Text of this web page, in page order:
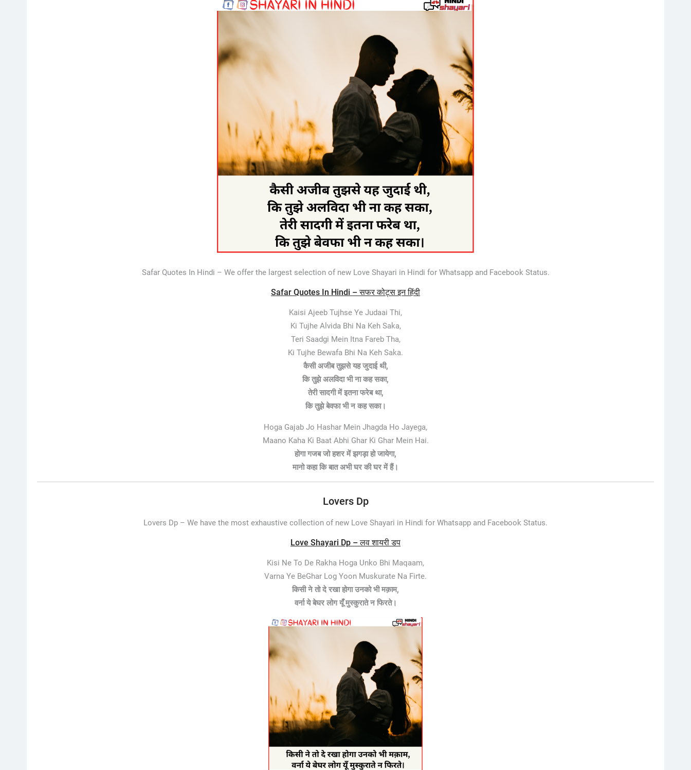
Safar Quotes In Hindi – We offer the largest selection of new Love Shayari in Hindi for Whatsapp and Facebook Status.
Safar Quotes In Hindi – सफर कोट्स इन हिंदी
Kaisi Ajeeb Tujhse Ye Judaai Thi,
Ki Tujhe Alvida Bhi Na Keh Saka,
Teri Saadgi Mein Itna Fareb Tha,
Ki Tujhe Bewafa Bhi Na Keh Saka.
कैसी अजीब तुझसे यह जुदाई थी,
कि तुझे अलविदा भी ना कह सका,
तेरी सादगी में इतना फरेब था,
कि तुझे बेवफा भी न कह सका।
Hoga Gajab Jo Hashar Mein Jhagda Ho Jayega,
Maano Kaha Ki Baat Abhi Ghar Ki Ghar Mein Hai.
होगा गजब जो हशर में झगड़ा हो जायेगा,
मानो कहा कि बात अभी घर की घर में हैं।
Lovers Dp
Lovers Dp – We have the most exhaustive collection of new Love Shayari in Hindi for Whatsapp and Facebook Status.
Love Shayari Dp – लव शायरी डप
Kisi Ne To De Rakha Hoga Unko Bhi Maqaam,
Varna Ye BeGhar Log Yoon Muskurate Na Firte.
किसी ने तो दे रखा होगा उनको भी मक़ाम,
वर्ना ये बेघर लोग यूँ मुस्कुराते न फिरते।